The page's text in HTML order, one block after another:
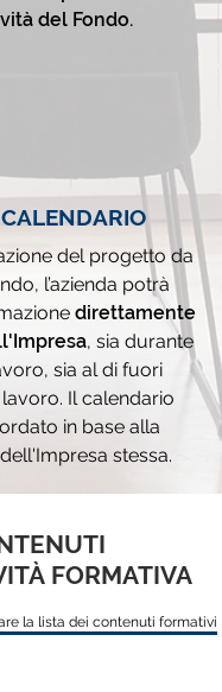
del Fondo.
del progetto da
l’azienda potrà
direttamente
, sia durante
sia al di fuori
Il calendario
in base alla
stessa.
FORMATIVA
la lista dei contenuti formativi